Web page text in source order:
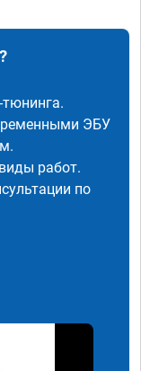
ЭБУ
работ.
по